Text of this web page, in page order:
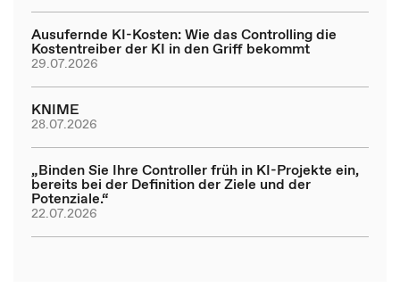
Ausufernde KI-Kosten: Wie das Controlling die
Kostentreiber der KI in den Griff bekommt
29.07.2026
KNIME
28.07.2026
„Binden Sie Ihre Controller früh in KI-Projekte ein,
bereits bei der Definition der Ziele und der
Potenziale.“
22.07.2026